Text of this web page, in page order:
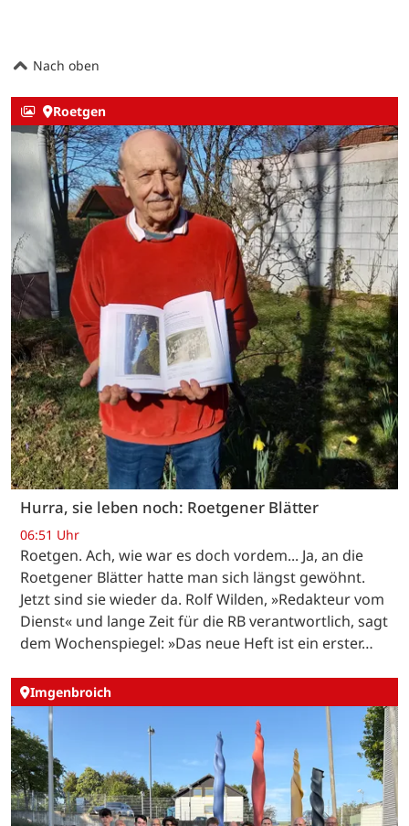
Nach oben
Roetgen
Hurra, sie leben noch: Roetgener Blätter
06:51 Uhr
Roetgen. Ach, wie war es doch vordem... Ja, an die
Roetgener Blätter hatte man sich längst gewöhnt.
Jetzt sind sie wieder da. Rolf Wilden, »Redakteur vom
Dienst« und lange Zeit für die RB verantwortlich, sagt
dem Wochenspiegel: »Das neue Heft ist ein erster…
Imgenbroich